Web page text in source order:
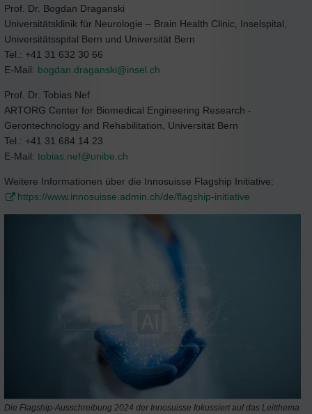
Prof. Dr. Bogdan Draganski
Universitätsklinik für Neurologie – Brain Health Clinic, Inselspital,
Universitätsspital Bern und Universität Bern
Tel.: +41 31 632 30 66
E-Mail: bogdan.draganski@insel.ch
Prof. Dr. Tobias Nef
ARTORG Center for Biomedical Engineering Research -
Gerontechnology and Rehabilitation, Universität Bern
Tel.: +41 31 684 14 23
E-Mail: tobias.nef@unibe.ch
Weitere Informationen über die Innosuisse Flagship Initiative:
https://www.innosuisse.admin.ch/de/flagship-initiative
Die Flagship-Ausschreibung 2024 der Innosuisse fokussiert auf das Leitthema